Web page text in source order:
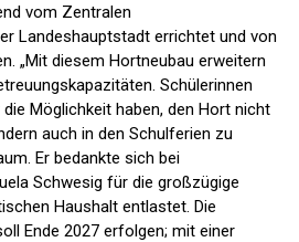
vom Zentralen
Landeshauptstadt errichtet und von
„Mit diesem Hortneubau erweitern
Schülerinnen
Möglichkeit haben, den Hort nicht
auch in den Schulferien zu
Er bedankte sich bei
Schwesig für die großzügige
Haushalt entlastet. Die
Ende 2027 erfolgen; mit einer